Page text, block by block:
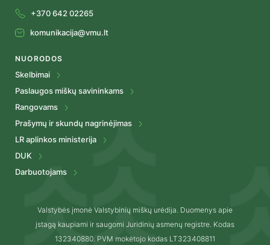
+370 642 02265
komunikacija@vmu.lt
NUORODOS
Skelbimai
Paslaugos miškų savininkams
Rangovams
Prašymų ir skundų nagrinėjimas
LR aplinkos ministerija
DUK
Darbuotojams
Valstybės įmonė Valstybinių miškų urėdija. Duomenys apie
įstagą kaupiami ir saugomi Juridinių asmenų registre. Kodas
132340880. PVM mokėtojo kodas LT323408811